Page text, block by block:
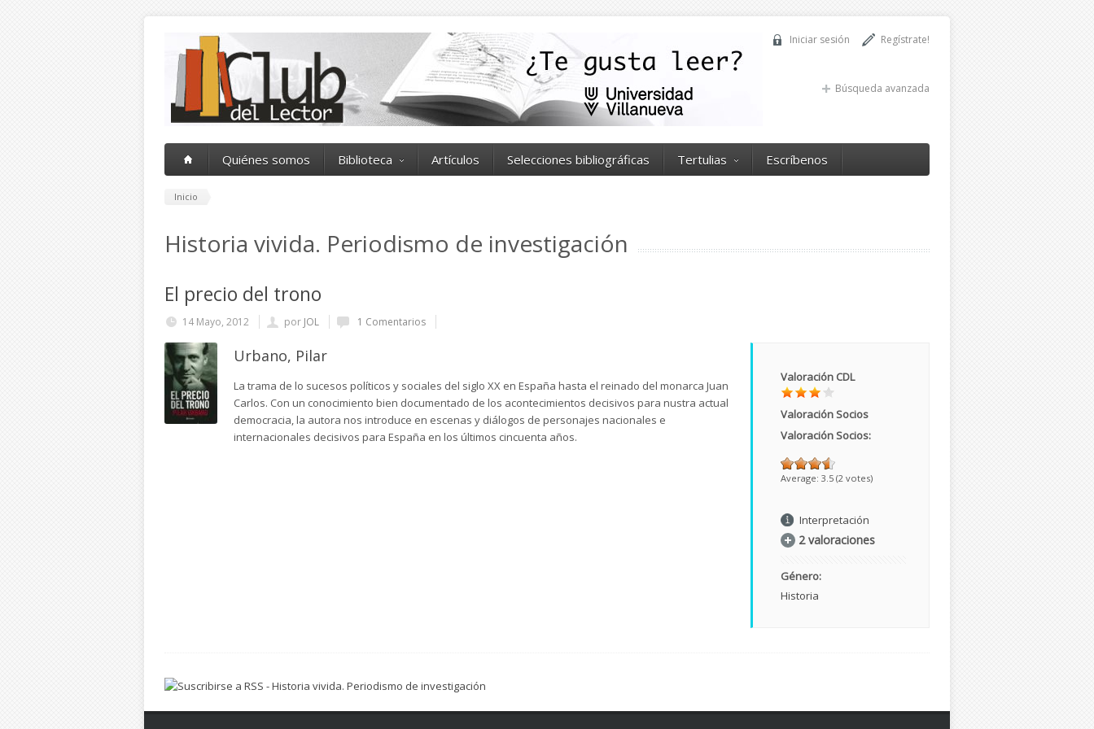
Regístrate!
Iniciar sesión
Búsqueda avanzada
Quiénes somos Biblioteca Artículos Selecciones bibliográficas Tertulias Escríbenos
Inicio
Historia vivida. Periodismo de investigación
El precio del trono
14 Mayo, 2012 por JOL 1 Comentarios
Urbano, Pilar
La trama de lo sucesos políticos y sociales del siglo XX en España hasta el reinado del monarca Juan
Carlos. Con un conocimiento bien documentado de los acontecimientos decisivos para nustra actual
democracia, la autora nos introduce en escenas y diálogos de personajes nacionales e
internacionales decisivos para España en los últimos cincuenta años.
Valoración CDL
Valoración Socios
Valoración Socios:
Average: 3.5 (2 votes)
Interpretación
2 valoraciones
Género:
Historia